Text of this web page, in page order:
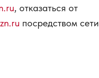
, отказаться от
посредством сети